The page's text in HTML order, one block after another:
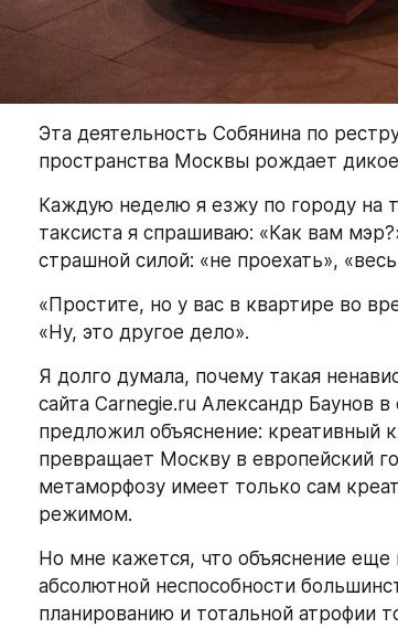
Эта деятельность Собянина по
пространства Москвы рождает
Каждую неделю я езжу по городу на
таксиста я спрашиваю: «Как вам
страшной силой: «не проехать»,
«Простите, но у вас в квартире во
«Ну, это другое дело».
Я долго думала, почему такая
сайта Carnegie.ru Александр Баунов
предложил объяснение: креативный
превращает Москву в европейский
метаморфозу имеет только сам
режимом.
Но мне кажется, что объяснение
абсолютной неспособности
планированию и тотальной атрофии